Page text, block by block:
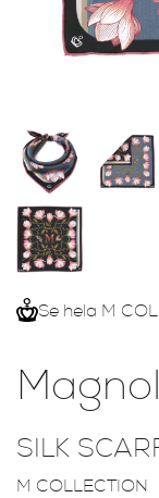
Se hela M
SILK
M COLLECTION